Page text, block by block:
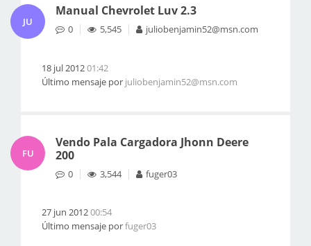
JU
Manual Chevrolet Luv 2.3
0 5,545 juliobenjamin52@msn.com
18 jul 201201:42
Último mensaje por juliobenjamin52@msn.com
FU
Vendo Pala Cargadora Jhonn Deere
200
0 3,544 fuger03
27 jun 201200:54
Último mensaje porfuger03